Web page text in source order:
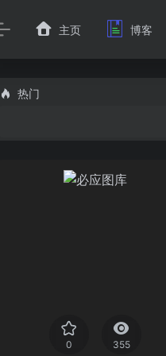
主页 博客
热门
0 355